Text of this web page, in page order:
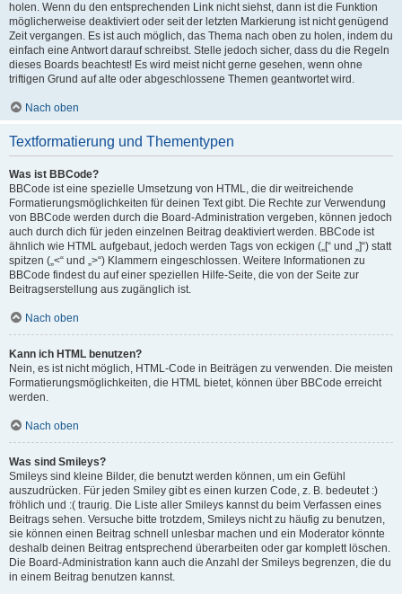
holen. Wenn du den entsprechenden Link nicht siehst, dann ist die Funktion
möglicherweise deaktiviert oder seit der letzten Markierung ist nicht genügend
Zeit vergangen. Es ist auch möglich, das Thema nach oben zu holen, indem du
einfach eine Antwort darauf schreibst. Stelle jedoch sicher, dass du die Regeln
dieses Boards beachtest! Es wird meist nicht gerne gesehen, wenn ohne
triftigen Grund auf alte oder abgeschlossene Themen geantwortet wird.
Nach oben
Textformatierung und Thementypen
Was ist BBCode?
BBCode ist eine spezielle Umsetzung von HTML, die dir weitreichende
Formatierungsmöglichkeiten für deinen Text gibt. Die Rechte zur Verwendung
von BBCode werden durch die Board-Administration vergeben, können jedoch
auch durch dich für jeden einzelnen Beitrag deaktiviert werden. BBCode ist
ähnlich wie HTML aufgebaut, jedoch werden Tags von eckigen („[“ und „]“) statt
spitzen („<“ und „>“) Klammern eingeschlossen. Weitere Informationen zu
BBCode findest du auf einer speziellen Hilfe-Seite, die von der Seite zur
Beitragserstellung aus zugänglich ist.
Nach oben
Kann ich HTML benutzen?
Nein, es ist nicht möglich, HTML-Code in Beiträgen zu verwenden. Die meisten
Formatierungsmöglichkeiten, die HTML bietet, können über BBCode erreicht
werden.
Nach oben
Was sind Smileys?
Smileys sind kleine Bilder, die benutzt werden können, um ein Gefühl
auszudrücken. Für jeden Smiley gibt es einen kurzen Code, z. B. bedeutet :)
fröhlich und :( traurig. Die Liste aller Smileys kannst du beim Verfassen eines
Beitrags sehen. Versuche bitte trotzdem, Smileys nicht zu häufig zu benutzen,
sie können einen Beitrag schnell unlesbar machen und ein Moderator könnte
deshalb deinen Beitrag entsprechend überarbeiten oder gar komplett löschen.
Die Board-Administration kann auch die Anzahl der Smileys begrenzen, die du
in einem Beitrag benutzen kannst.